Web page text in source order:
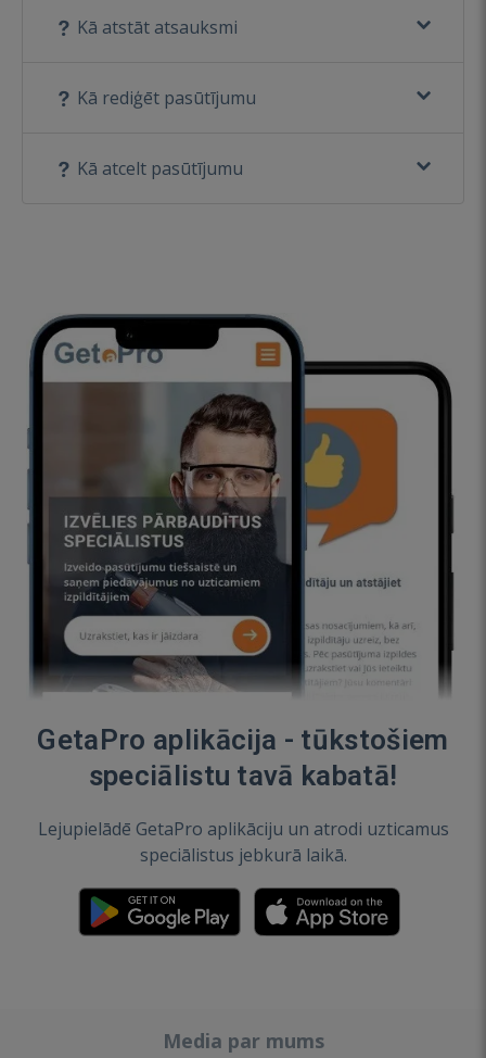
Kā atstāt atsauksmi
Kā rediģēt pasūtījumu
Kā atcelt pasūtījumu
GetaPro aplikācija - tūkstošiem
speciālistu tavā kabatā!
Lejupielādē GetaPro aplikāciju un atrodi uzticamus
speciālistus jebkurā laikā.
Media par mums